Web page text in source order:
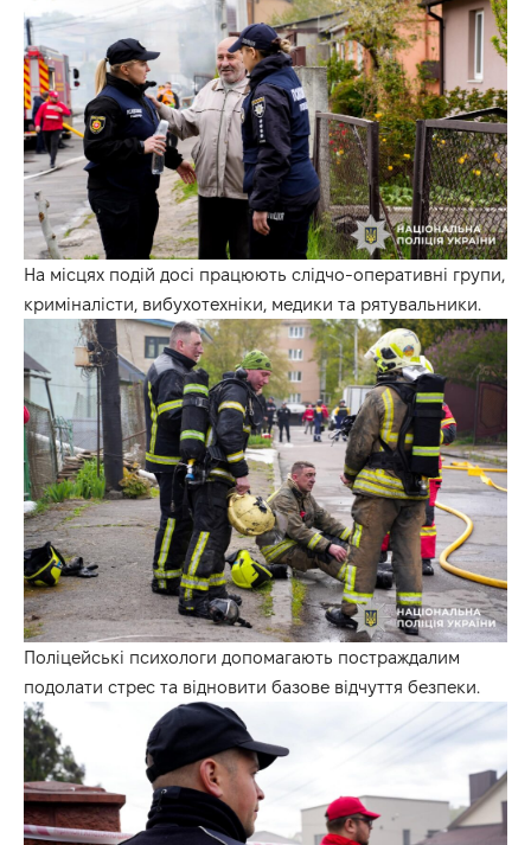
На місцях подій досі працюють слідчо-оперативні групи,
криміналісти, вибухотехніки, медики та рятувальники.
Поліцейські психологи допомагають постраждалим
подолати стрес та відновити базове відчуття безпеки.